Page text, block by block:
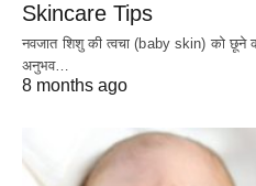
Skincare Tips
नवजात शिशु की त्वचा (baby skin) को
अनुभव…
8 months ago